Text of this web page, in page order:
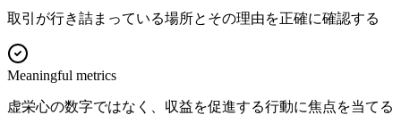
取引が行き詰まっている場所とその理由を正確に確認する
Meaningful metrics
虚栄心の数字ではなく、収益を促進する行動に焦点を当てる